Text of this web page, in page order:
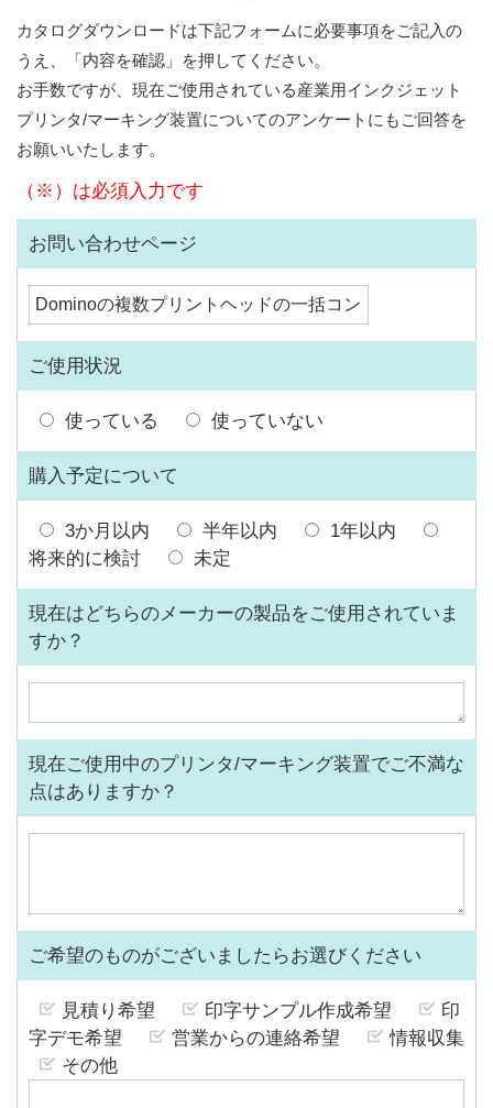
カタログダウンロードは下記フォームに必要事項をご記入の
うえ、「内容を確認」を押してください。
お手数ですが、現在ご使用されている産業用インクジェット
プリンタ/マーキング装置についてのアンケートにもご回答を
お願いいたします。
（※）は必須入力です
お問い合わせページ
ご使用状況
使っている 使っていない
購入予定について
3か月以内 半年以内
1年以内
将来的に検討
未定
現在はどちらのメーカーの製品をご使用されていま
すか？
現在ご使用中のプリンタ/マーキング装置でご不満な
点はありますか？
ご希望のものがございましたらお選びください
見積り希望 印字サンプル作成希望
印
字デモ希望
営業からの連絡希望
情報収集
その他